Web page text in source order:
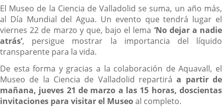
Descripción
El Museo de la Ciencia de Valladolid se suma, un año más,
al Día Mundial del Agua. Un evento que tendrá lugar el
viernes 22 de marzo y que, bajo el lema ‘No dejar a nadie
atrás’, persigue mostrar la importancia del líquido
transparente para la vida.
De esta forma y gracias a la colaboración de Aquavall, el
Museo de la Ciencia de Valladolid repartiráa partir de
mañana, jueves 21 de marzo a las 15 horas, doscientas
invitaciones para visitar el Museoal completo.